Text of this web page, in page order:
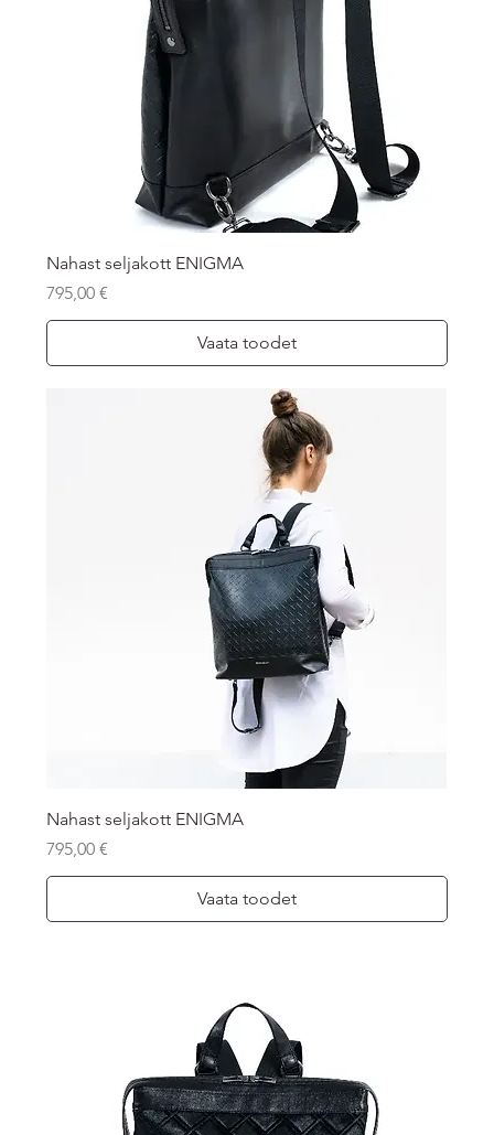
Nahast seljakott ENIGMA
Price
795,00 €
Vaata toodet
Nahast seljakott ENIGMA
Price
795,00 €
Vaata toodet